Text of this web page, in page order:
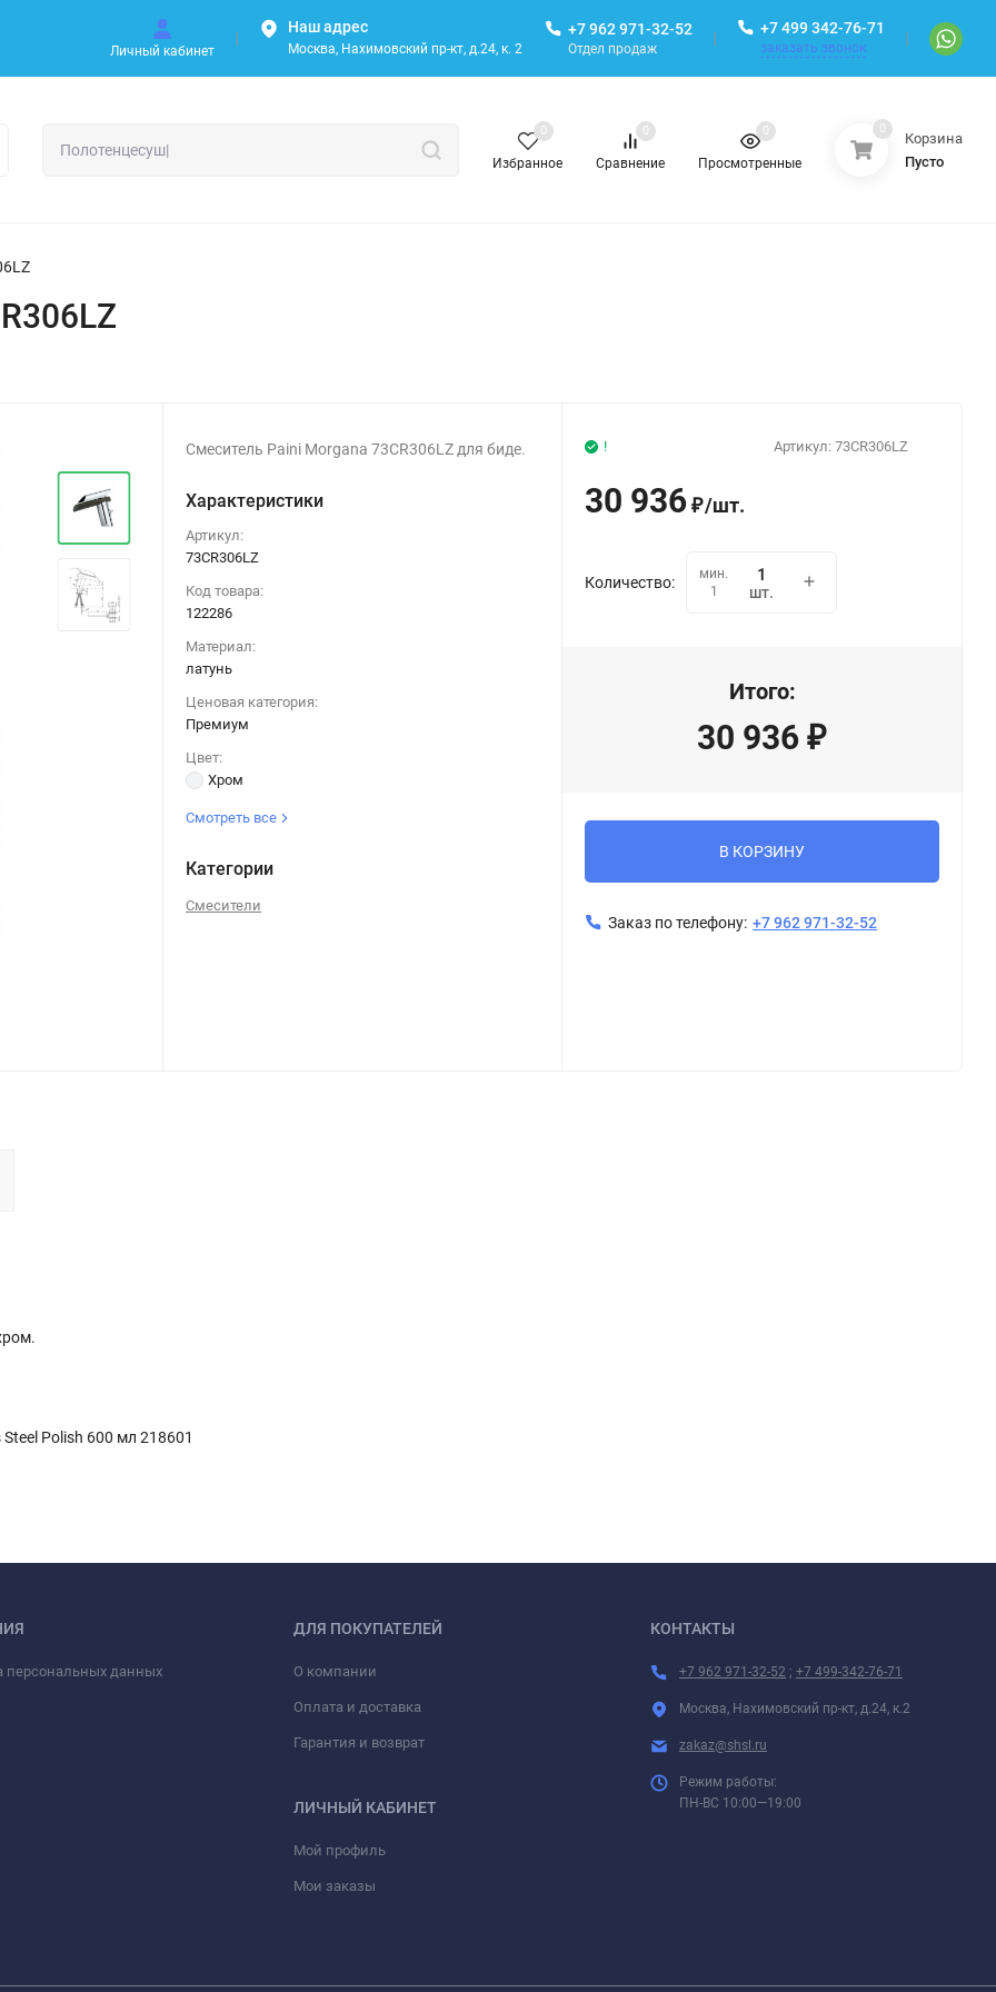
Личный кабинет
Наш адрес
Москва, Нахимовский пр-кт, д.24, к. 2
+7 962 971-32-52
Отдел продаж
+7 499 342-76-71
заказать звонок
Избранное
0
Сравнение
0
Просмотренные
0 0
Корзина
Пусто
Смеситель Paini Morgana 73CR306LZ для биде.
Характеристики
Артикул:
73CR306LZ
Код товара:
122286
Материал:
латунь
Ценовая категория:
Премиум
Цвет:
Хром
Смотреть все
Категории
Смесители
Артикул: 73CR306LZ
!
30 936 ₽/шт.
Количество:
мин.
1
шт.
Итого:
30 936 ₽
В КОРЗИНУ
Заказ по телефону: +7 962 971-32-52
Polish 600 мл 218601
персональных данных
ДЛЯ ПОКУПАТЕЛЕЙ
О компании
Оплата и доставка
Гарантия и возврат
ЛИЧНЫЙ КАБИНЕТ
Мой профиль
Мои заказы
КОНТАКТЫ
+7 962 971-32-52 ; +7 499-342-76-71
Москва, Нахимовский пр-кт, д.24, к.2
zakaz@shsl.ru
Режим работы:
ПН-ВС 10:00—19:00